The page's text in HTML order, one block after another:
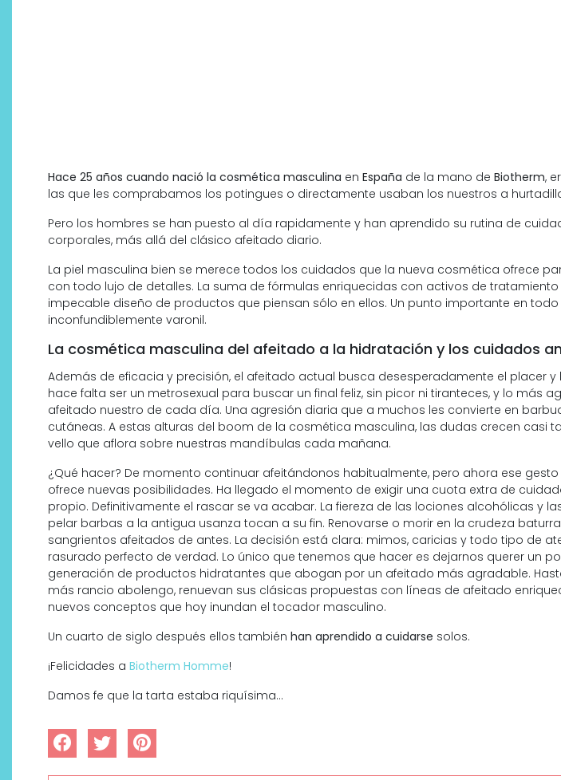
Hace 25 años cuando nació la cosmética masculina en España de la mano de Biotherm,
las que les comprabamos los potingues o directamente usaban los nuestros a
Pero los hombres se han puesto al día rapidamente y han aprendido su rutina de
corporales, más allá del clásico afeitado diario.
La piel masculina bien se merece todos los cuidados que la nueva cosmética ofrece
con todo lujo de detalles. La suma de fórmulas enriquecidas con activos de tratamiento
impecable diseño de productos que piensan sólo en ellos. Un punto importante en
inconfundiblemente varonil.
La cosmética masculina del afeitado a la hidratación y los cuidados
Además de eficacia y precisión, el afeitado actual busca desesperadamente el placer y
hace falta ser un metrosexual para buscar un final feliz, sin picor ni tiranteces, y lo más
afeitado nuestro de cada día. Una agresión diaria que a muchos les convierte en
cutáneas. A estas alturas del boom de la cosmética masculina, las dudas crecen casi
vello que aflora sobre nuestras mandíbulas cada mañana.
¿Qué hacer? De momento continuar afeitándonos habitualmente, pero ahora ese
ofrece nuevas posibilidades. Ha llegado el momento de exigir una cuota extra de
propio. Definitivamente el rascar se va acabar. La fiereza de las lociones alcohólicas y
pelar barbas a la antigua usanza tocan a su fin. Renovarse o morir en la crudeza
sangrientos afeitados de antes. La decisión está clara: mimos, caricias y todo tipo de
rasurado perfecto de verdad. Lo único que tenemos que hacer es dejarnos querer un
generación de productos hidratantes que abogan por un afeitado más agradable.
más rancio abolengo, renuevan sus clásicas propuestas con líneas de afeitado
nuevos conceptos que hoy inundan el tocador masculino.
Un cuarto de siglo después ellos también han aprendido a cuidarse solos.
¡Felicidades a Biotherm Homme!
Damos fe que la tarta estaba riquísima…
¿Qué revelan las zapatillas
de Alexia Putellas para Nike
sobre la nueva era del
objeto-artista?
apostando